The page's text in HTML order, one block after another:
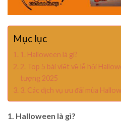
Mục lục
1. Halloween là gì?
2. Top 5 bài viết về lễ hội
tượng 2025
3. Các dịch vụ ưu đãi mùa
1. Halloween là gì?